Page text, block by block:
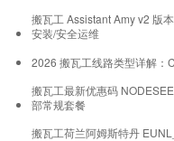
搬瓦工 Assistant Amy v2 版
安装/安全运维
2026 搬瓦工线路类型详解：
搬瓦工最新优惠码
部常规套餐
搬瓦工荷兰阿姆斯特丹